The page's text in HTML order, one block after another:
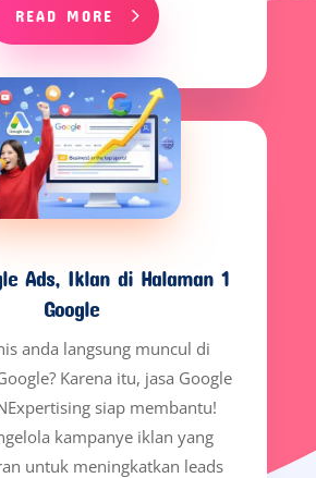
READ MORE
Ads, Iklan di Halaman 1
Google
anda langsung muncul di
Karena itu, jasa Google
siap membantu!
kampanye iklan yang
untuk meningkatkan leads